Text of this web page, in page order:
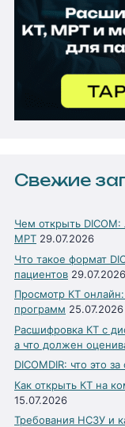
Свежие
Чем открыть
МРТ 29.07.2026
Что такое формат
пациентов 29.07.2026
Просмотр КТ онлайн:
программ 25.07.2026
Расшифровка КТ с
а что должен
DICOMDIR: что это
Как открыть КТ на
15.07.2026
Требования НСЗУ и